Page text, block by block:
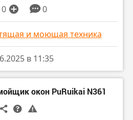
0 0
и моющая техника
в 11:35
окон PuRuikai N361